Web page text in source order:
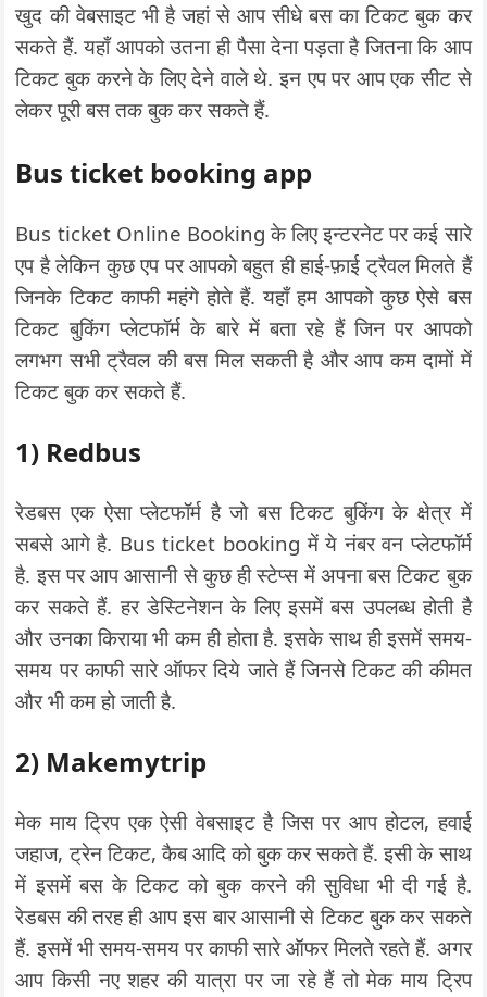
खुद की वेबसाइट भी है जहां से आप सीधे बस का टिकट बुक कर
सकते हैं. यहाँ आपको उतना ही पैसा देना पड़ता है जितना कि आप
टिकट बुक करने के लिए देने वाले थे. इन एप पर आप एक सीट से
लेकर पूरी बस तक बुक कर सकते हैं.
Bus ticket booking app
Bus ticket Online Booking के लिए इन्टरनेट पर कई सारे
एप है लेकिन कुछ एप पर आपको बहुत ही हाई-फ़ाई ट्रैवल मिलते हैं
जिनके टिकट काफी महंगे होते हैं. यहाँ हम आपको कुछ ऐसे बस
टिकट बुकिंग प्लेटफॉर्म के बारे में बता रहे हैं जिन पर आपको
लगभग सभी ट्रैवल की बस मिल सकती है और आप कम दामों में
टिकट बुक कर सकते हैं.
1) Redbus
रेडबस एक ऐसा प्लेटफॉर्म है जो बस टिकट बुकिंग के क्षेत्र में
सबसे आगे है. Bus ticket booking में ये नंबर वन प्लेटफॉर्म
है. इस पर आप आसानी से कुछ ही स्टेप्स में अपना बस टिकट बुक
कर सकते हैं. हर डेस्टिनेशन के लिए इसमें बस उपलब्ध होती है
और उनका किराया भी कम ही होता है. इसके साथ ही इसमें समय-
समय पर काफी सारे ऑफर दिये जाते हैं जिनसे टिकट की कीमत
और भी कम हो जाती है.
2) Makemytrip
मेक माय ट्रिप एक ऐसी वेबसाइट है जिस पर आप होटल, हवाई
जहाज, ट्रेन टिकट, कैब आदि को बुक कर सकते हैं. इसी के साथ
में इसमें बस के टिकट को बुक करने की सुविधा भी दी गई है.
रेडबस की तरह ही आप इस बार आसानी से टिकट बुक कर सकते
हैं. इसमें भी समय-समय पर काफी सारे ऑफर मिलते रहते हैं. अगर
आप किसी नए शहर की यात्रा पर जा रहे हैं तो मेक माय ट्रिप